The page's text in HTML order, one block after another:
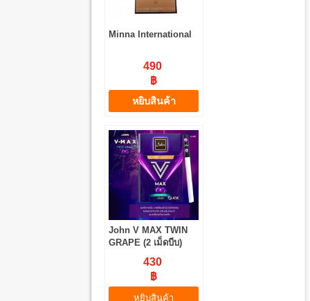
Minna International
490
฿
หยิบสินค้า
John V MAX TWIN
GRAPE (2 เม็ดบีบ)
430
฿
หยิบสินค้า